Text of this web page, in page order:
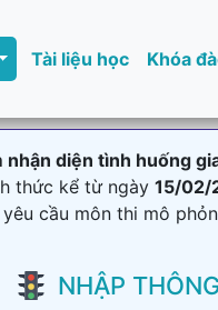
Tài liệu học Khóa
nhận diện tình huống
thức kể từ ngày 15/02/
cầu môn thi mô
NHẬP